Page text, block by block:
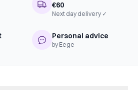
€60
Next day delivery ✓
Personal advice
by Eege